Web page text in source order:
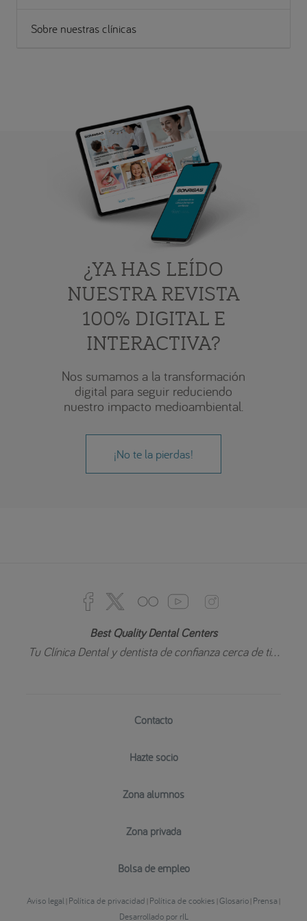
Sobre nuestras clínicas
¿YA HAS LEÍDO
NUESTRA REVISTA
100% DIGITAL E
INTERACTIVA?
Nos sumamos a la transformación
digital para seguir reduciendo
nuestro impacto medioambiental.
¡No te la pierdas!
Best Quality Dental Centers
Tu Clínica Dental y dentista de confianza cerca de ti...
Contacto
Hazte socio
Zona alumnos
Zona privada
Bolsa de empleo
Aviso legal Política de privacidad Política de cookies Glosario Prensa
Desarrollado por rIL